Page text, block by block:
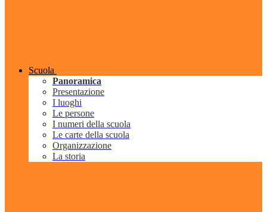
Scuola
Panoramica
Presentazione
I luoghi
Le persone
I numeri della scuola
Le carte della scuola
Organizzazione
La storia